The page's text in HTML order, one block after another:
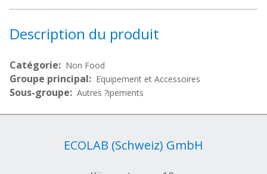
Description du produit
Catégorie: Non Food
Groupe principal: Equipement et Accessoires
Sous-groupe: Autres ?ipements
ECOLAB (Schweiz) GmbH